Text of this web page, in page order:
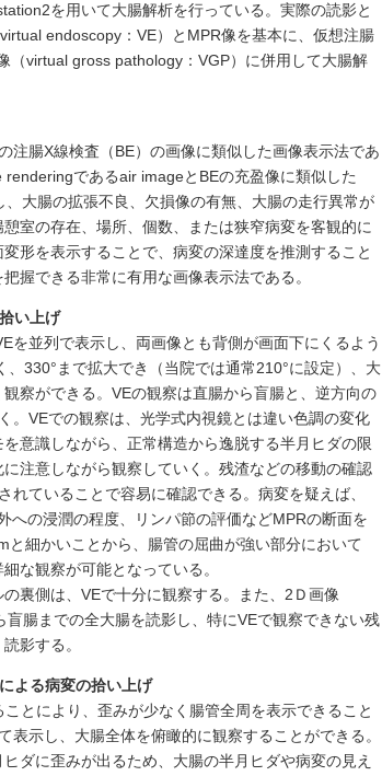
を用いて大腸解析を行っている。実際の読影と
endoscopy：VE）とMPR像を基本に、仮想注腸
（virtual gross pathology：VGP）に併用して大腸解
注腸X線検査（BE）の画像に類似した画像表示法であ
であるair imageとBEの充盈像に類似した
大腸の拡張不良、欠損像の有無、大腸の走行異常が
室の存在、場所、個数、または狭窄病変を客観的に
形を表示することで、病変の深達度を推測すること
握できる非常に有用な画像表示法である。
い上げ
並列で表示し、両画像とも背側が画面下にくるよう
330°まで拡大でき（当院では通常210°に設定）、大
察ができる。VEの観察は直腸から盲腸と、逆方向の
。VEでの観察は、光学式内視鏡とは違い色調の変化
意識しながら、正常構造から逸脱する半月ヒダの限
注意しながら観察していく。残渣などの移動の確認
ていることで容易に確認できる。病変を疑えば、
への浸潤の程度、リンパ節の評価などMPRの断面を
細かいことから、腸管の屈曲が強い部分において
な観察が可能となっている。
裏側は、VEで十分に観察する。また、2Ｄ画像
盲腸までの全大腸を読影し、特にVEで観察できない残
影する。
よる病変の拾い上げ
とにより、歪みが少なく腸管全周を表示できること
示し、大腸全体を俯瞰的に観察することができる。
ダに歪みが出るため、大腸の半月ヒダや病変の見え